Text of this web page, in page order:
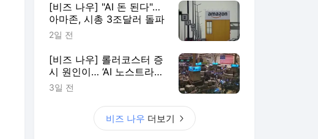
[비즈 나우] "AI 돈 된다"…
아마존, 시총 3조달러 돌파
2일 전
[비즈 나우] 롤러코스터 증
시 원인이… ‘AI 노스트라다
무스’의 몰락
3일 전
비즈 나우 더보기